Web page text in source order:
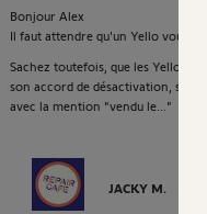
Bonjour Alex
Il faut attendre qu'un Yello vous
Sachez toutefois, que les Yellos
son accord de désactivation, sauf
avec la mention "vendu le..."
JACKY M.